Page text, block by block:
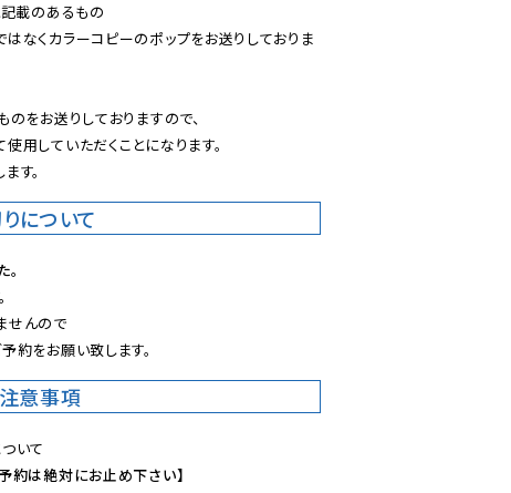
載のあるもの
なくカラーコピーのポップをお送りしておりま
をお送りしておりますので、
用していただくことになります。
す。
について
せんので
約をお願い致します。
意事項
約は絶対にお止め下さい】